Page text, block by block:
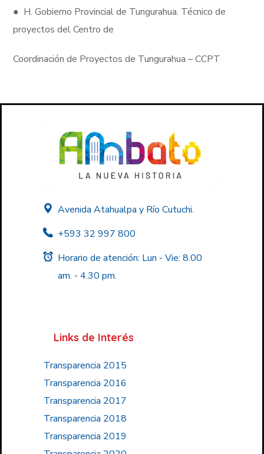
● H. Gobierno Provincial de Tungurahua. Técnico de
proyectos del Centro de
Coordinación de Proyectos de Tungurahua – CCPT
Avenida Atahualpa y Río Cutuchi.
+593 32 997 800
Horario de atención: Lun - Vie: 8.00
am. - 4.30 pm.
Links de Interés
Transparencia 2015
Transparencia 2016
Transparencia 2017
Transparencia 2018
Transparencia 2019